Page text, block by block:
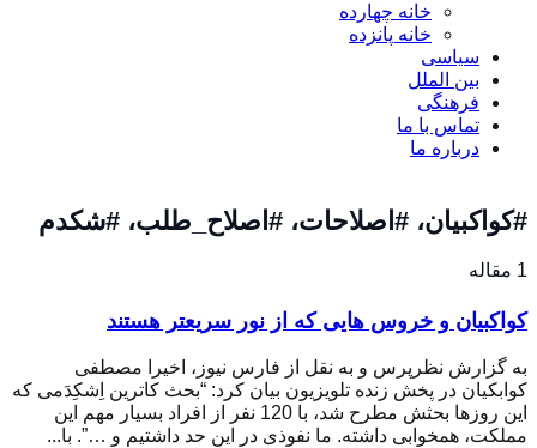
خانه چهارده
خانه پانزده
سیاسی
بین الملل
فرهنگی
تماس با ما
درباره ما
#کواکبیان، #اصلاحات، #اصلاح_طلب، #شکدم
1 مقاله
کواکبیان و خروس هایی که از نور سریعتر هستند
به گزارش نظرپرس و به نقل از فارس نیوز، اخیرا مصطفی
کوابکیان در پخش زنده تلویزیون بیان کرد: “بحث کاترین اِشکِدَمی که
این روزها بحثش مطرح شد، با 120 نفر از افراد بسیار مهم این
مملکت، همخوابی داشته. ما نفوذی در این حد داشتیم و …”. با...